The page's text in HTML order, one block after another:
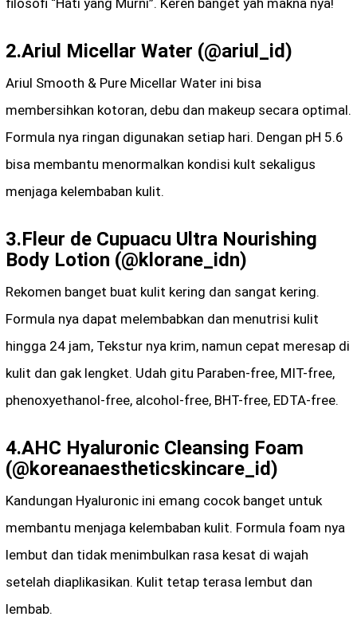
2.Ariul Micellar Water (@ariul_id)
Ariul Smooth & Pure Micellar Water ini bisa
membersihkan kotoran, debu dan makeup secara optimal.
Formula nya ringan digunakan setiap hari. Dengan pH 5.6
bisa membantu menormalkan kondisi kult sekaligus
menjaga kelembaban kulit.
3.Fleur de Cupuacu Ultra Nourishing
Body Lotion (@klorane_idn)
Rekomen banget buat kulit kering dan sangat kering.
Formula nya dapat melembabkan dan menutrisi kulit
hingga 24 jam, Tekstur nya krim, namun cepat meresap di
kulit dan gak lengket. Udah gitu Paraben-free, MIT-free,
phenoxyethanol-free, alcohol-free, BHT-free, EDTA-free.
4.AHC Hyaluronic Cleansing Foam
(@koreanaestheticskincare_id)
Kandungan Hyaluronic ini emang cocok banget untuk
membantu menjaga kelembaban kulit. Formula foam nya
lembut dan tidak menimbulkan rasa kesat di wajah
setelah diaplikasikan. Kulit tetap terasa lembut dan
lembab.